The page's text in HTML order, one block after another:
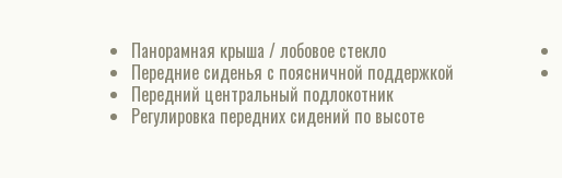
Панорамная крыша / лобовое стекло
Передние сиденья с поясничной поддержкой
Передний центральный подлокотник
Регулировка передних сидений по высоте